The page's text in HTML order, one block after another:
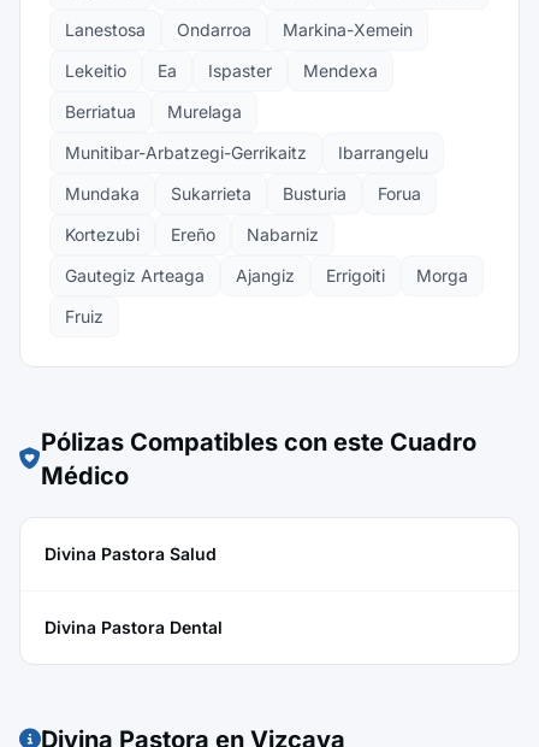
Lanestosa
Ondarroa
Markina-Xemein
Lekeitio
Ea Ispaster
Mendexa
Berriatua
Murelaga
Munitibar-Arbatzegi-Gerrikaitz
Ibarrangelu
Mundaka
Sukarrieta Busturia
Forua
Kortezubi
Ereño
Nabarniz
Gautegiz Arteaga
Ajangiz Errigoiti
Morga
Fruiz
Pólizas Compatibles con este Cuadro
Médico
Divina Pastora Salud
Divina Pastora Dental
Divina Pastora en Vizcaya